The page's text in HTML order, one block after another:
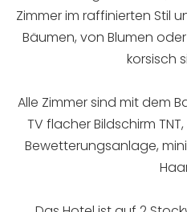
Zimmer im raffinierten Stil
Bäumen, von Blumen
korsisch
Alle Zimmer sind mit dem
TV flacher Bildschirm
Bewetterungsanlage,